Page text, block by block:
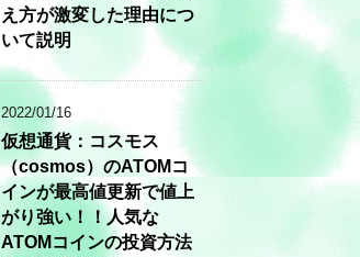
え方が激変した理由につ
いて説明
2022/01/16
仮想通貨：コスモス
（cosmos）のATOMコ
インが最高値更新で値上
がり強い！！人気な
ATOMコインの投資方法